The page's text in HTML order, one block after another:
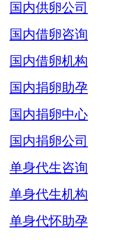
国内供卵公司
国内借卵咨询
国内借卵机构
国内捐卵助孕
国内捐卵中心
国内捐卵公司
单身代生咨询
单身代生机构
单身代怀助孕